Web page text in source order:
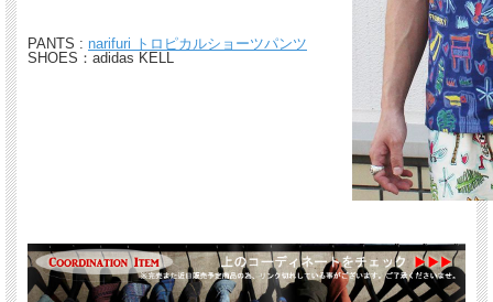
PANTS : narifuri トロピカルショーツパンツ
SHOES： adidas KELL